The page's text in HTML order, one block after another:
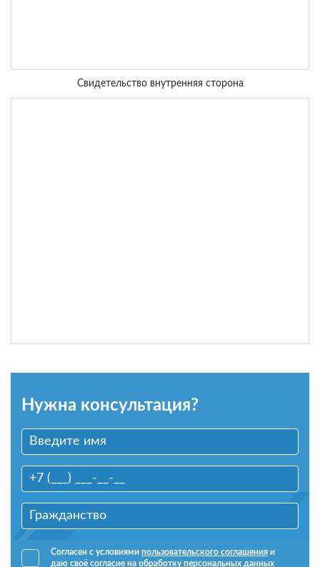
Свидетельство внутренняя сторона
Нужна консультация?
Согласен с условиями пользовательского соглашения и
даю своё согласие на обработку персональных данных